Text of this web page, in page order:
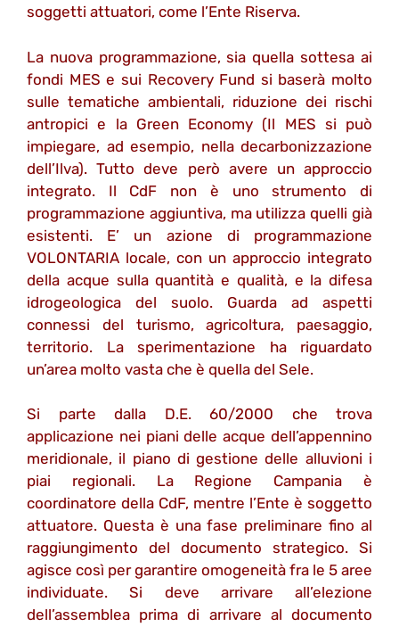
soggetti attuatori, come l’Ente Riserva.
La nuova programmazione, sia quella sottesa ai
fondi MES e sui Recovery Fund si baserà molto
sulle tematiche ambientali, riduzione dei rischi
antropici e la Green Economy (Il MES si può
impiegare, ad esempio, nella decarbonizzazione
dell’Ilva). Tutto deve però avere un approccio
integrato. Il CdF non è uno strumento di
programmazione aggiuntiva, ma utilizza quelli già
esistenti. E’ un azione di programmazione
VOLONTARIA locale, con un approccio integrato
della acque sulla quantità e qualità, e la difesa
idrogeologica del suolo. Guarda ad aspetti
connessi del turismo, agricoltura, paesaggio,
territorio. La sperimentazione ha riguardato
un’area molto vasta che è quella del Sele.
Si parte dalla D.E. 60/2000 che trova
applicazione nei piani delle acque dell’appennino
meridionale, il piano di gestione delle alluvioni i
piai regionali. La Regione Campania è
coordinatore della CdF, mentre l’Ente è soggetto
attuatore. Questa è una fase preliminare fino al
raggiungimento del documento strategico. Si
agisce così per garantire omogeneità fra le 5 aree
individuate. Si deve arrivare all’elezione
dell’assemblea prima di arrivare al documento